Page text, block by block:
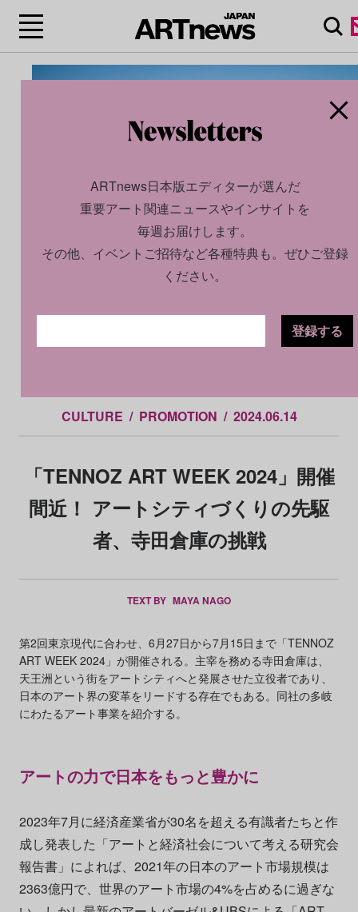
国立競技場などで知られる世界的建築家、隈研吾が監修し
船上スペース「T-LOTUS M」など、天王洲運河から眺め
CULTURE PROMOTION 2024.06.14
「TENNOZ ART WEEK 2024」開催
間近！ アートシティづくりの先駆
者、寺田倉庫の挑戦
TEXT BY MAYA NAGO
第2回東京現代に合わせ、6月27日から7月15日まで「TENNOZ
ART WEEK 2024」が開催される。主宰を務める寺田倉庫は、
天王洲という街をアートシティへと発展させた立役者であり、
日本のアート界の変革をリードする存在でもある。同社の多岐
にわたるアート事業を紹介する。
アートの力で日本をもっと豊かに
2023年7月に経済産業省が30名を超える有識者たちと作
成し発表した「アートと経済社会について考える研究会
報告書」によれば、2021年の日本のアート市場規模は
2363億円で、世界のアート市場の4%を占めるに過ぎな
ARTnews日本版エディターが選んだ
重要アート関連ニュースやインサイトを
毎週お届けします。
その他、イベントご招待など各種特典も。ぜひご登録
ください。
登録する